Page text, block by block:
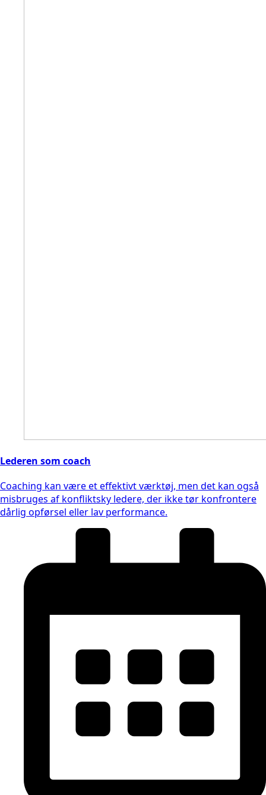
Lederen som coach
Coaching kan være et effektivt værktøj, men det kan også
misbruges af konfliktsky ledere, der ikke tør konfrontere
dårlig opførsel eller lav performance.